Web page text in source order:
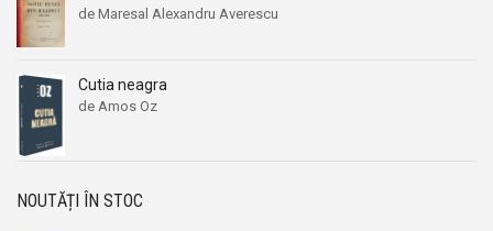
Aleksandr Beleaev
Alessandro Parronchi
Alex Mihai Stoenescu
Alexandr Soljenitin
Alexandra Jones
Alexandra Ripley
Aleksandr Beleaev
Alessandro Parronchi
Alex Mihai Stoenescu
Alexandr Soljenitin
Alexandra Jones
Alexandra Ripley
de Maresal Alexandru Averescu
Cutia neagra
de Amos Oz
NOUTĂȚI ÎN STOC